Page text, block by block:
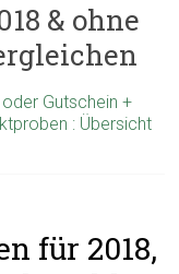
& ohne
Gutschein +
: Übersicht
für 2018,